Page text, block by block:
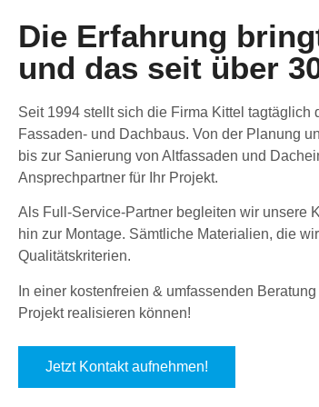
Die Erfahrung
und das seit über
Seit 1994 stellt sich die Firma Kittel tagtäglich
Fassaden- und Dachbaus. Von der Planung
bis zur Sanierung von Altfassaden und
Ansprechpartner für Ihr Projekt.
Als Full-Service-Partner begleiten wir unsere
hin zur Montage. Sämtliche Materialien, die
Qualitätskriterien.
In einer kostenfreien & umfassenden
Projekt realisieren können!
Jetzt Kontakt aufnehmen!